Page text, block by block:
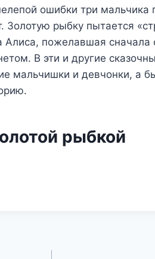
ошибки три
Золотую рыбку пытается
пожелавшая сначала
В эти и другие
мальчишки и девчонки, а
рыбкой